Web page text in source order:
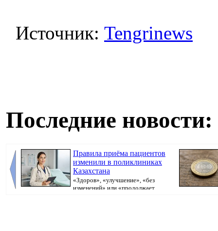
Источник: Tengrinews
Последние новости:
Правила приёма пациентов
изменили в поликлиниках
Казахстана
«Здоров», «улучшение», «без
изменений» или «продолжает